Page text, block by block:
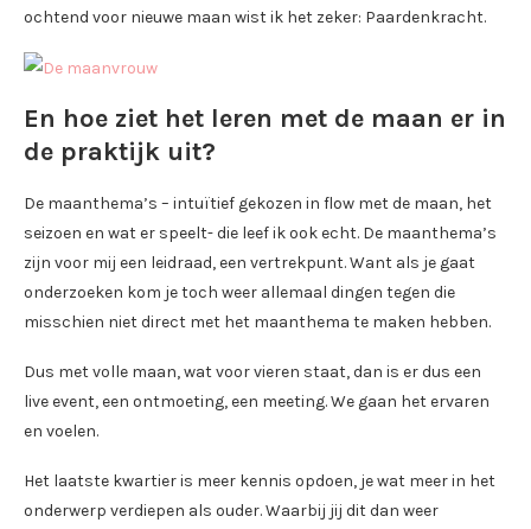
ochtend voor nieuwe maan wist ik het zeker: Paardenkracht.
En hoe ziet het leren met de maan er in
de praktijk uit?
De maanthema’s – intuïtief gekozen in flow met de maan, het
seizoen en wat er speelt- die leef ik ook echt. De maanthema’s
zijn voor mij een leidraad, een vertrekpunt. Want als je gaat
onderzoeken kom je toch weer allemaal dingen tegen die
misschien niet direct met het maanthema te maken hebben.
Dus met volle maan, wat voor vieren staat, dan is er dus een
live event, een ontmoeting, een meeting. We gaan het ervaren
en voelen.
Het laatste kwartier is meer kennis opdoen, je wat meer in het
onderwerp verdiepen als ouder. Waarbij jij dit dan weer